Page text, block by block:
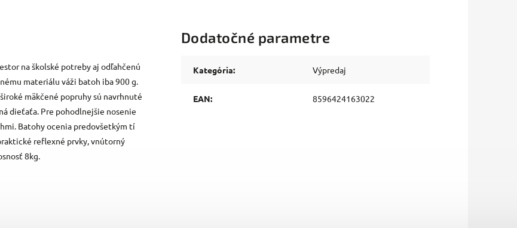
na školské potreby aj odľahčenú
materiálu váži batoh iba 900 g.
mäkčené popruhy sú navrhnuté
dieťaťa. Pre pohodlnejšie nosenie
Batohy ocenia predovšetkým tí
reflexné prvky, vnútorný
8kg.
Dodatočné parametre
Kategória: Výpredaj
EAN: 8596424163022